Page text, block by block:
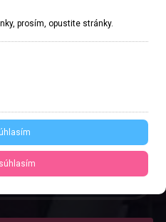
republika
prosím, opustite stránky.